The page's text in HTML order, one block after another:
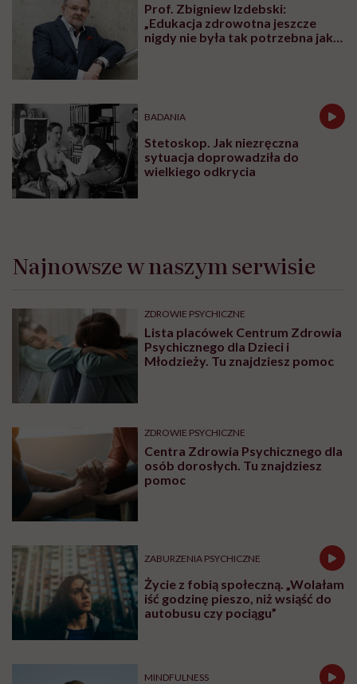
Prof. Zbigniew Izdebski:
„Edukacja zdrowotna jeszcze
nigdy nie była tak potrzebna jak
BADANIA
Stetoskop. Jak niezręczna
sytuacja doprowadziła do
wielkiego odkrycia
Najnowsze w naszym serwisie
ZDROWIE PSYCHICZNE
Lista placówek Centrum Zdrowia
Psychicznego dla Dzieci i
Młodzieży. Tu znajdziesz pomoc
ZDROWIE PSYCHICZNE
Centra Zdrowia Psychicznego dla
osób dorosłych. Tu znajdziesz
pomoc
ZABURZENIA PSYCHICZNE
Życie z fobią społeczną. „Wolałam
iść godzinę pieszo, niż wsiąść do
autobusu czy pociągu”
MINDFULNESS